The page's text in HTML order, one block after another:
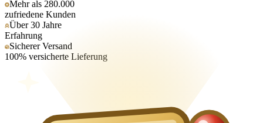
Mehr als 280.000
zufriedene Kunden
Über 30 Jahre
Erfahrung
Sicherer Versand
100% versicherte Lieferung